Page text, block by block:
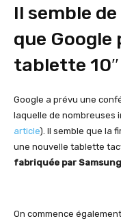
Il semble
que Google
tablette 10″
Google a prévu une
laquelle de nombreuses
article). Il semble que la
une nouvelle tablette
fabriquée par
On commence